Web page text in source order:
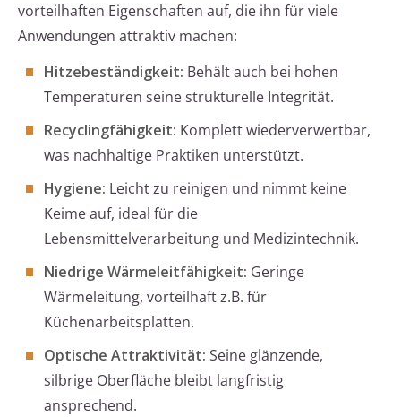
vorteilhaften Eigenschaften auf, die ihn für viele
Anwendungen attraktiv machen:
Hitzebeständigkeit: Behält auch bei hohen
Temperaturen seine strukturelle Integrität.
Recyclingfähigkeit: Komplett wiederverwertbar,
was nachhaltige Praktiken unterstützt.
Hygiene: Leicht zu reinigen und nimmt keine
Keime auf, ideal für die
Lebensmittelverarbeitung und Medizintechnik.
Niedrige Wärmeleitfähigkeit: Geringe
Wärmeleitung, vorteilhaft z.B. für
Küchenarbeitsplatten.
Optische Attraktivität: Seine glänzende,
silbrige Oberfläche bleibt langfristig
ansprechend.